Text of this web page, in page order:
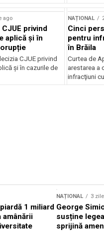
ago
privind
aplică și în
CJUE privind
și în cazurile de
NAȚIONAL
Cinci
pentru
în Brăila
Curtea de
arestarea a
infracţiuni
1 miliard
amânării
NAȚIONAL 3
George
susține
sprijină